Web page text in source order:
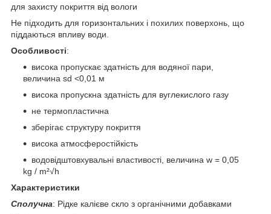
для захисту покриття від вологи
Не підходить для горизонтальних і похилих поверхонь, що
піддаються впливу води.
Особливості:
висока пропускає здатність для водяної пари,
величина sd <0,01 м
висока пропускна здатність для вуглекислого газу
не термопластична
зберігає структуру покриття
висока атмосферостійкість
водовідштовхувальні властивості, величина w = 0,05
kg / m²√h
Характеристики
Сполучна: Рідке калієве скло з органічними добавками